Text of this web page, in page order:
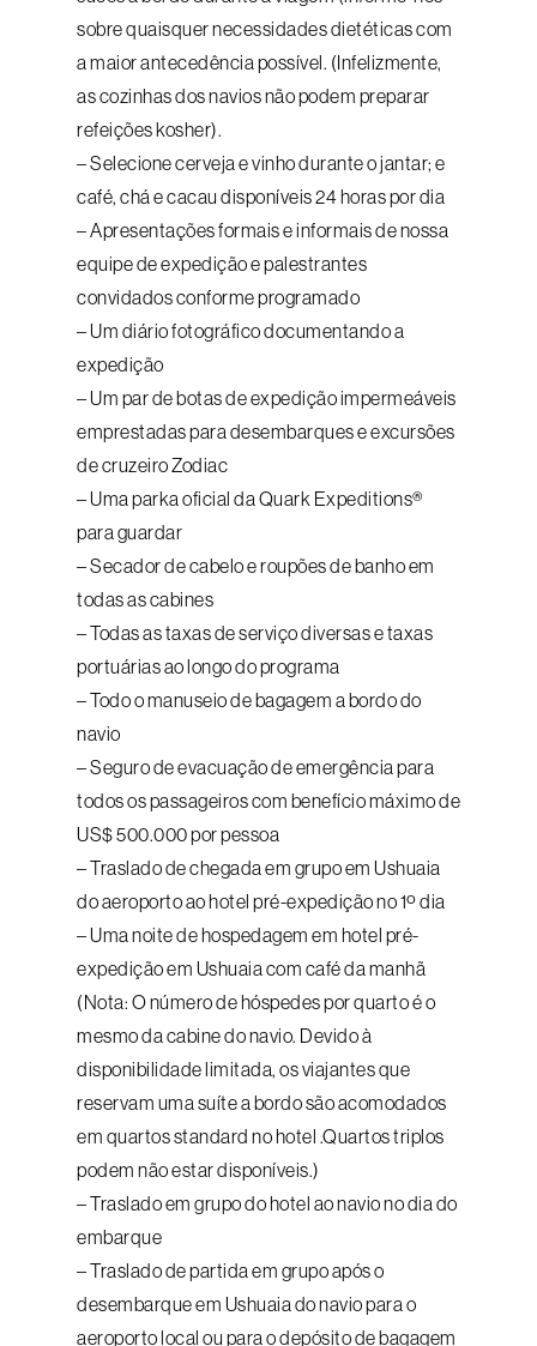
sobre quaisquer necessidades dietéticas com
a maior antecedência possível. (Infelizmente,
as cozinhas dos navios não podem preparar
refeições kosher).
– Selecione cerveja e vinho durante o jantar; e
café, chá e cacau disponíveis 24 horas por dia
– Apresentações formais e informais de nossa
equipe de expedição e palestrantes
convidados conforme programado
– Um diário fotográfico documentando a
expedição
– Um par de botas de expedição impermeáveis ​​
emprestadas para desembarques e excursões
de cruzeiro Zodiac
– Uma parka oficial da Quark Expeditions®
para guardar
– Secador de cabelo e roupões de banho em
todas as cabines
– Todas as taxas de serviço diversas e taxas
portuárias ao longo do programa
– Todo o manuseio de bagagem a bordo do
navio
– Seguro de evacuação de emergência para
todos os passageiros com benefício máximo de
US$ 500.000 por pessoa
– Traslado de chegada em grupo em Ushuaia
do aeroporto ao hotel pré-expedição no 1º dia
– Uma noite de hospedagem em hotel pré-
expedição em Ushuaia com café da manhã
(Nota: O número de hóspedes por quarto é o
mesmo da cabine do navio. Devido à
disponibilidade limitada, os viajantes que
reservam uma suíte a bordo são acomodados
em quartos standard no hotel .Quartos triplos
podem não estar disponíveis.)
– Traslado em grupo do hotel ao navio no dia do
embarque
– Traslado de partida em grupo após o
desembarque em Ushuaia do navio para o
aeroporto local ou para o depósito de bagagem